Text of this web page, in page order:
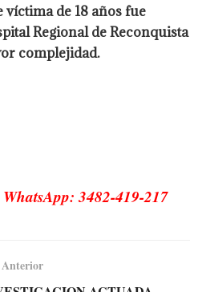
de 18 años fue
Regional de Reconquista
complejidad.
3482-419-217
Anterior